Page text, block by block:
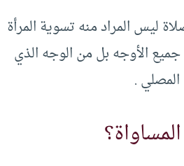
ليس المراد منه تسوية المرأة
جميع الأوجه بل من الوجه الذي
.